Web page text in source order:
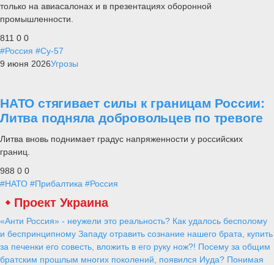
только на авиасалонах и в презентациях оборонной
промышленности.
811 0 0
#Россия #Су-57
9 июня 2026Угрозы
НАТО стягивает силы к границам России:
Литва подняла добровольцев по тревоге
Литва вновь поднимает градус напряженности у российских
границ.
988 0 0
#НАТО #Прибалтика #Россия
Проект Украина
«Анти Россия» - неужели это реальность? Как удалось бесполому
и беспринципному Западу отравить сознание нашего брата, купить
за печенки его совесть, вложить в его руку нож?! Посему за общим
братским прошлым многих поколений, появился Иуда? Понимая